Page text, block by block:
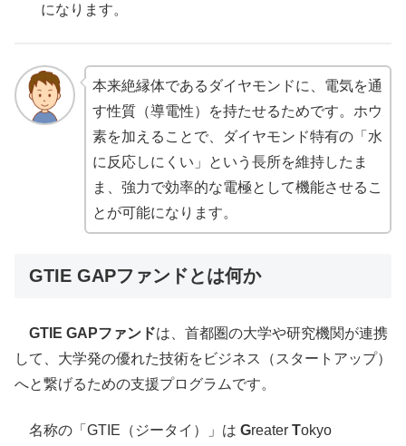
になります。
本来絶縁体であるダイヤモンドに、電気を通
す性質（導電性）を持たせるためです。ホウ
素を加えることで、ダイヤモンド特有の「水
に反応しにくい」という長所を維持したま
ま、強力で効率的な電極として機能させるこ
とが可能になります。
GTIE GAPファンドとは何か
GTIE GAPファンドは、首都圏の大学や研究機関が連携
して、大学発の優れた技術をビジネス（スタートアップ）
へと繋げるための支援プログラムです。
名称の「GTIE（ジータイ）」は Greater Tokyo